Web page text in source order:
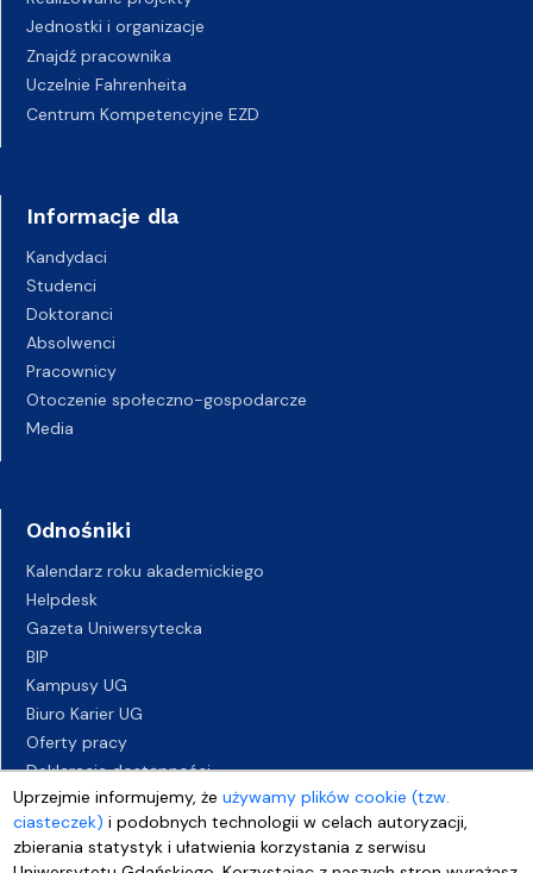
Uprzejmie informujemy, żeużywamy plików cookie (tzw.
ciasteczek) i podobnych technologii w celach autoryzacji,
zbierania statystyk i ułatwienia korzystania z serwisu
Jednostki i organizacje
Znajdź pracownika
Uczelnie Fahrenheita
Centrum Kompetencyjne EZD
Informacje dla
Kandydaci
Studenci
Doktoranci
Absolwenci
Pracownicy
Otoczenie społeczno-gospodarcze
Media
Odnośniki
Kalendarz roku akademickiego
Helpdesk
Gazeta Uniwersytecka
BIP
Kampusy UG
Biuro Karier UG
Oferty pracy
Deklaracja dostępności